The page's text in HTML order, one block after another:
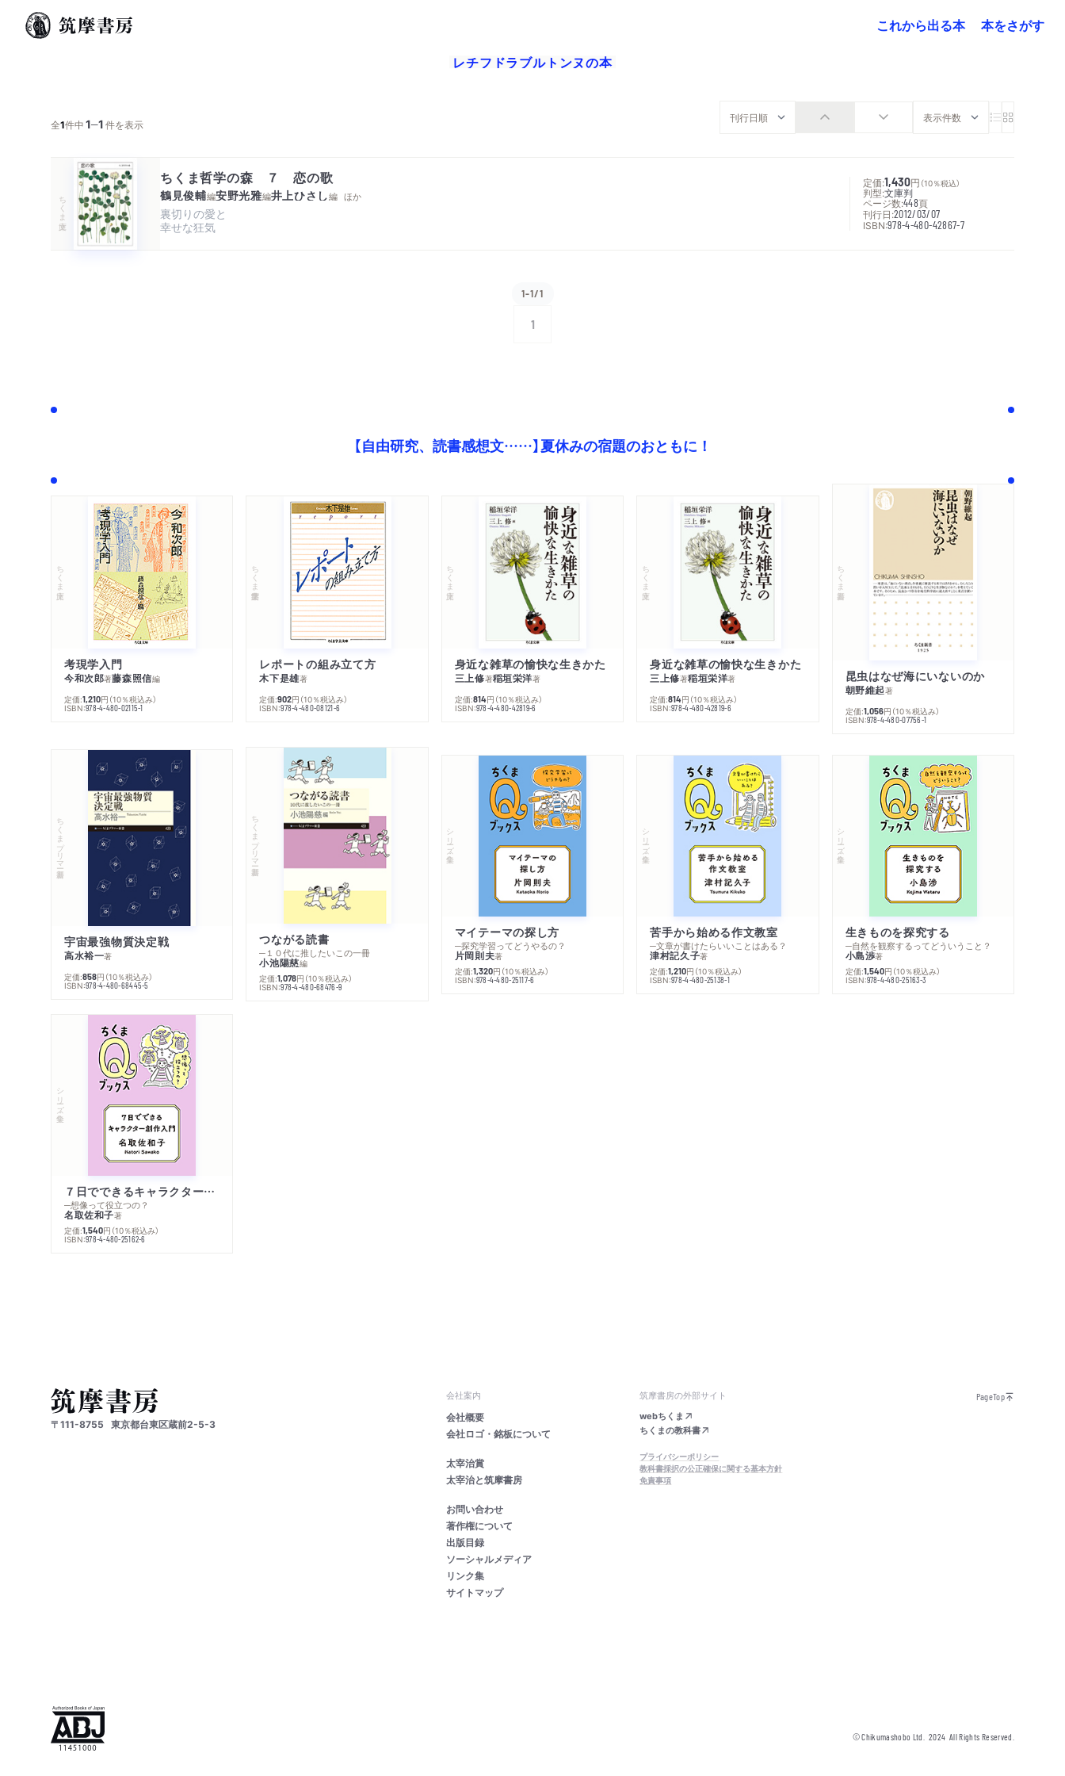
これから出る本
本をさがす
レチフドラブルトンヌの本
全1件中1─1件を表示
ちくま文庫
ちくま哲学の森 ７ 恋の歌
鶴見俊輔編安野光雅編井上ひさし編 ほか
裏切りの愛と
幸せな狂気
定価:1,430円 （10％税込）
判型:文庫判
ページ数:448頁
刊行日:2012/03/07
ISBN:978-4-480-42867-7
1-1/1
1
【自由研究、読書感想文……】夏休みの宿題のおともに！
ちくま文庫
考現学入門
今和次郎著藤森照信編
定価:1,210円 （10％税込み）
ISBN:978-4-480-02115-1
ちくま学芸文庫
レポートの組み立て方
木下是雄著
定価:902円 （10％税込み）
ISBN:978-4-480-08121-6
ちくま文庫
身近な雑草の愉快な生きかた
三上修著稲垣栄洋著
定価:814円 （10％税込み）
ISBN:978-4-480-42819-6
ちくま文庫
身近な雑草の愉快な生きかた
三上修著稲垣栄洋著
定価:814円 （10％税込み）
ISBN:978-4-480-42819-6
ちくま新書
昆虫はなぜ海にいないのか
朝野維起著
定価:1,056円 （10％税込み）
ISBN:978-4-480-07756-1
ちくまプリマー新書
宇宙最強物質決定戦
高水裕一著
定価:858円 （10％税込み）
ISBN:978-4-480-68445-5
ちくまプリマー新書
つながる読書
─１０代に推したいこの一冊
小池陽慈編
定価:1,078円 （10％税込み）
ISBN:978-4-480-68476-9
シリーズ・全集
マイテーマの探し方
─探究学習ってどうやるの？
片岡則夫著
定価:1,320円 （10％税込み）
ISBN:978-4-480-25117-6
シリーズ・全集
苦手から始める作文教室
─文章が書けたらいいことはある？
津村記久子著
定価:1,210円 （10％税込み）
ISBN:978-4-480-25138-1
シリーズ・全集
生きものを探究する
─自然を観察するってどういうこと？
小島渉著
定価:1,540円 （10％税込み）
ISBN:978-4-480-25163-3
シリーズ・全集
７日でできるキャラクター創作入門
─想像って役立つの？
名取佐和子著
定価:1,540円 （10％税込み）
ISBN:978-4-480-25162-6
〒111-8755 東京都台東区蔵前2-5-3
会社案内
会社概要
会社ロゴ・銘板について
太宰治賞
太宰治と筑摩書房
お問い合わせ
著作権について
出版目録
ソーシャルメディア
リンク集
サイトマップ
筑摩書房の外部サイト
webちくま
ちくまの教科書
プライバシーポリシー
教科書採択の公正確保に関する基本方針
免責事項
PageTop
© Chikumashobo Ltd. 2024 All Rights Reserved.